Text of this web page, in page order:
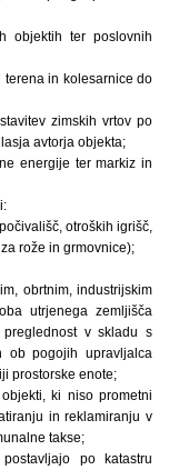
objektih ter poslovnih
terena in kolesarnice do
zimskih vrtov po
avtorja objekta;
energije ter markiz in
otroških igrišč,
rože in grmovnice);
obrtnim, industrijskim
utrjenega zemljišča
v skladu s
ob pogojih upravljalca
prostorske enote;
ki niso prometni
in reklamiranju v
takse;
po katastru